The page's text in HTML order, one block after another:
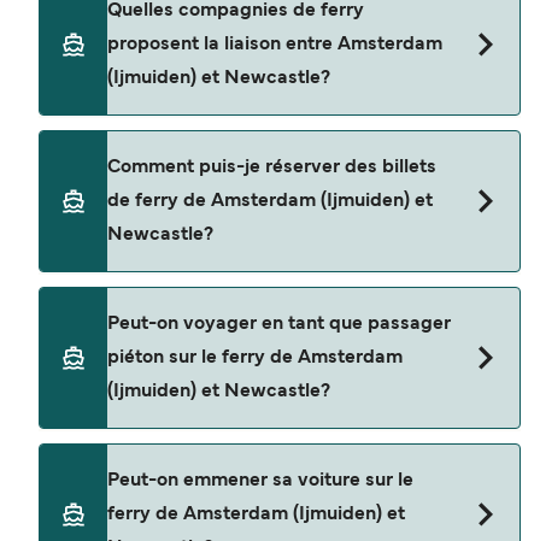
(Ijmuiden) à Newcastle peut varier selon la saison.
Le prix moyen de Amsterdam (Ijmuiden) à
Newcastle est de $1726. Prix hors frais de
réservation.
Quelles compagnies de ferry
proposent la liaison entre Amsterdam
(Ijmuiden) et Newcastle?
Comment puis-je réserver des billets
de ferry de Amsterdam (Ijmuiden) et
Newcastle?
Newcastle en utilisant notre moteur de recherche
et consultez notre page d'offres pour consulter
les dernières promotions disponibles.
Peut-on voyager en tant que passager
piéton sur le ferry de Amsterdam
(Ijmuiden) et Newcastle?
avec
Peut-on emmener sa voiture sur le
ferry de Amsterdam (Ijmuiden) et